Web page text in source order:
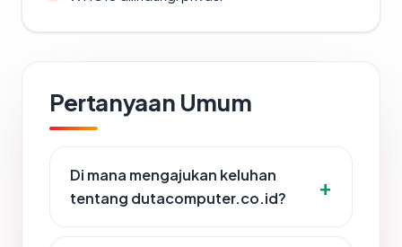
Pertanyaan Umum
Di mana mengajukan keluhan
tentang dutacomputer.co.id?